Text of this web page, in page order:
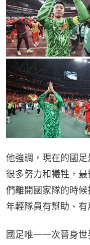
他強調，現在的國
很多努力和犧牲，
們離開國家隊的時
年輕隊員有幫助、有
國足唯一一次晉身